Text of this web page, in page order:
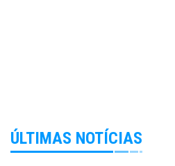
ÚLTIMAS NOTÍCIAS